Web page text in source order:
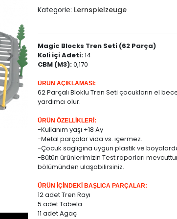
Kategorie: Lernspielzeuge
Magic Blocks Tren Seti (62 Parça)
Koli içi Adeti:14
CBM (M3):0,170
ÜRÜN AÇIKLAMASI:
62 Parçalı Bloklu Tren Seti çocukların el
yardımcı olur.
ÜRÜN ÖZELLİKLERİ:
-Kullanım yaşı +18 Ay
-Metal parçalar vida vs. içermez.
-Çocuk saglıgına uygun plastik ve
-Bütün ürünlerimizin Test raporları
bölümünden ulaşabilirsiniz.
ÜRÜN İÇİNDEKİ BAŞLICA PARÇALAR:
12 adet Tren Rayı
5 adet Tabela
11 adet Agaç